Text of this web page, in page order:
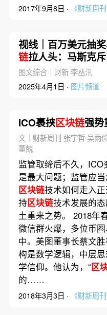
2017年9月8日 · 《财新周
视线｜百万美元抽奖
链拉人头：马斯克
激励还是贿选？
图文综合｜财新 李丛汛
2025年4月1日 · 图片频道
ICO裹挟区块链强势
文｜财新周刊 张宇哲 吴雨
董兢
监管取缔后不久，ICO
是最大问题；监管应
区块链技术如何走入
持区块链技术发展的
土重来之势。 2018年
微信群火爆，多位币
中。美图董事长蔡文胜
构是数学逻辑，中层
学信仰。他认为，“区
的……
2018年3月3日 · 《财新周